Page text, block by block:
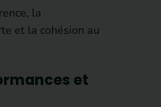
la
et la cohésion au
et